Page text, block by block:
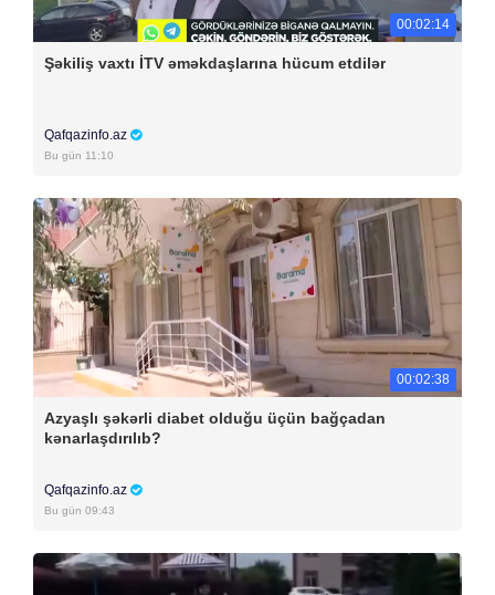
00:02:14
Şəkiliş vaxtı İTV əməkdaşlarına hücum etdilər
Qafqazinfo.az
Bu gün 11:10
00:02:38
Azyaşlı şəkərli diabet olduğu üçün bağçadan
kənarlaşdırılıb?
Qafqazinfo.az
Bu gün 09:43